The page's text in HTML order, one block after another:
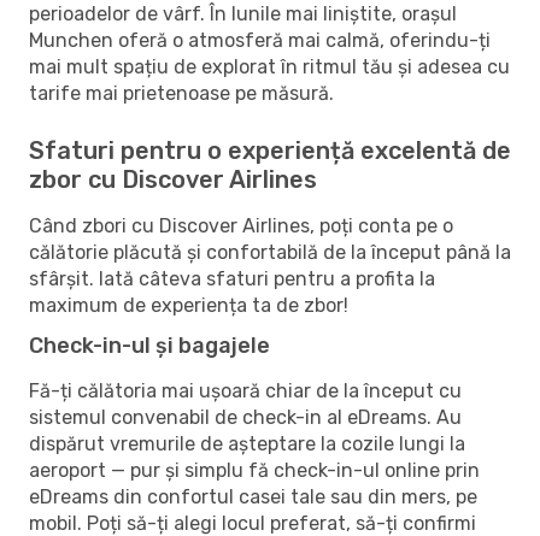
perioadelor de vârf. În lunile mai liniștite, orașul
Munchen oferă o atmosferă mai calmă, oferindu-ți
mai mult spațiu de explorat în ritmul tău și adesea cu
tarife mai prietenoase pe măsură.
Sfaturi pentru o experiență excelentă de
zbor cu Discover Airlines
Când zbori cu Discover Airlines, poți conta pe o
călătorie plăcută și confortabilă de la început până la
sfârșit. Iată câteva sfaturi pentru a profita la
maximum de experiența ta de zbor!
Check-in-ul și bagajele
Fă-ți călătoria mai ușoară chiar de la început cu
sistemul convenabil de check-in al eDreams. Au
dispărut vremurile de așteptare la cozile lungi la
aeroport — pur și simplu fă check-in-ul online prin
eDreams din confortul casei tale sau din mers, pe
mobil. Poți să-ți alegi locul preferat, să-ți confirmi